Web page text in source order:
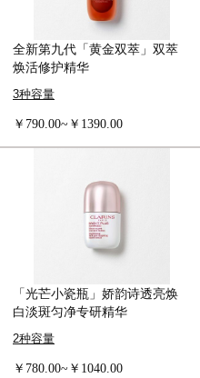
全新第九代「黄金双萃」双萃
焕活修护精华
3种容量
￥790.00~￥1390.00
「光芒小瓷瓶」娇韵诗透亮焕
白淡斑匀净专研精华
2种容量
￥780.00~￥1040.00